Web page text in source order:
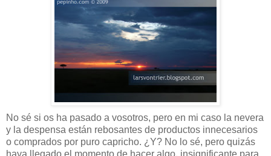
No sé si os ha pasado a vosotros, pero en mi caso la nevera
y la despensa están rebosantes de productos innecesarios
o comprados por puro capricho. ¿Y? No lo sé, pero quizás